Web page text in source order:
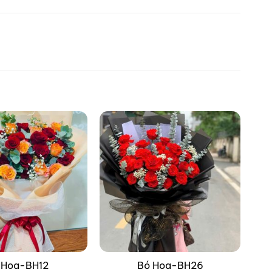
BH12 Bó Hoa-BH26